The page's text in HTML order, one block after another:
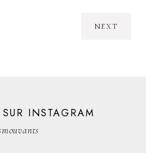
NEXT
INSTAGRAM